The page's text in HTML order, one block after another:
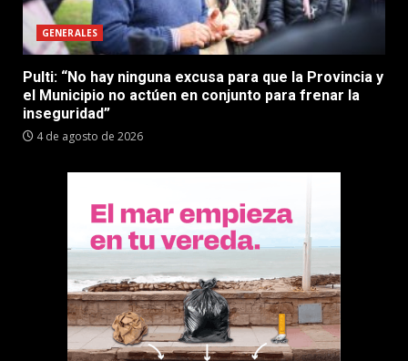
GENERALES
Pulti: “No hay ninguna excusa para que la Provincia y
el Municipio no actúen en conjunto para frenar la
inseguridad”
4 de agosto de 2026